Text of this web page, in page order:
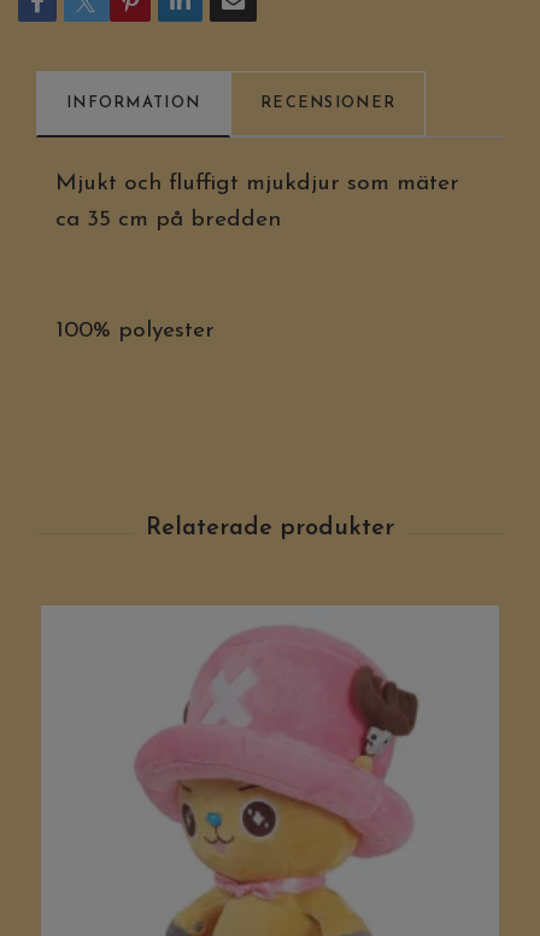
INFORMATION RECENSIONER
Mjukt och fluffigt mjukdjur som mäter
ca 35 cm på bredden
100% polyester